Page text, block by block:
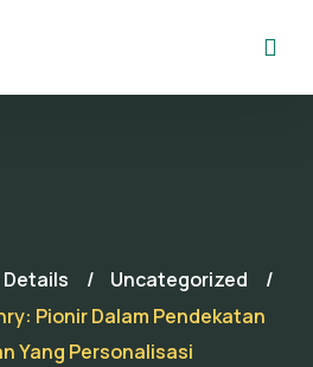
Uncategorized
Pionir Dalam Pendekatan
Yang Personalisasi